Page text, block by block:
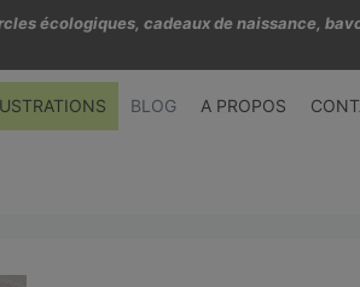
écologiques, cadeaux de naissance,
BLOG A PROPOS